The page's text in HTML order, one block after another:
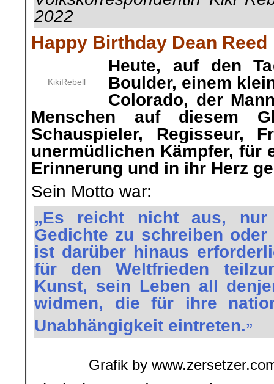
2022
Happy Birthday Dean Reed
KikiRebell
Heute, auf den
Boulder, einem
Colorado, der
Menschen auf diesem
Schauspieler, Regisseur,
unermüdlichen Kämpfer, für
Erinnerung und in ihr Herz
Sein Motto war:
„Es reicht nicht aus,
Gedichte zu schreiben
ist darüber hinaus
für den Weltfrieden
Kunst, sein Leben all
widmen, die für ihre
Unabhängigkeit eintreten.„
Grafik by